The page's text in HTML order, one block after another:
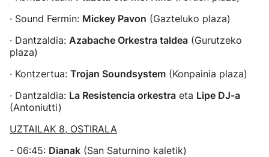
· Sound Fermin: Mickey Pavon (Gazteluko plaza)
· Dantzaldia: Azabache Orkestra taldea (Gurutzeko
plaza)
· Kontzertua: Trojan Soundsystem (Konpainia plaza)
· Dantzaldia: La Resistencia orkestra eta Lipe DJ-a
(Antoniutti)
UZTAILAK 8, OSTIRALA
- 06:45: Dianak (San Saturnino kaletik)